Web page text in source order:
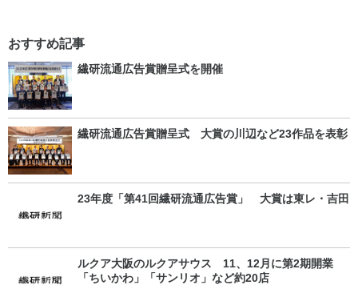
おすすめ記事
繊研流通広告賞贈呈式を開催
繊研流通広告賞贈呈式 大賞の川辺など23作品を表彰
23年度「第41回繊研流通広告賞」 大賞は東レ・吉田
ルクア大阪のルクアサウス 11、12月に第2期開業
「ちいかわ」「サンリオ」など約20店